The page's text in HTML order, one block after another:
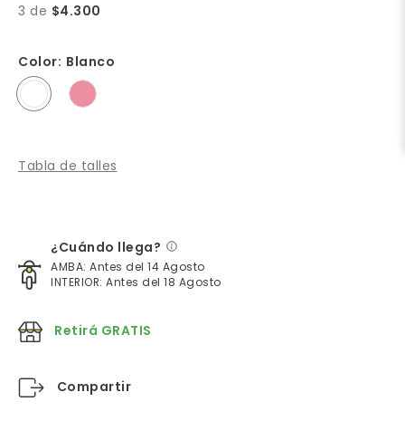
3 de $4.300
Color: Blanco
Tabla de talles
¿Cuándo llega?
AMBA: Antes del 14 Agosto
INTERIOR: Antes del 18 Agosto
Retirá GRATIS
Compartir